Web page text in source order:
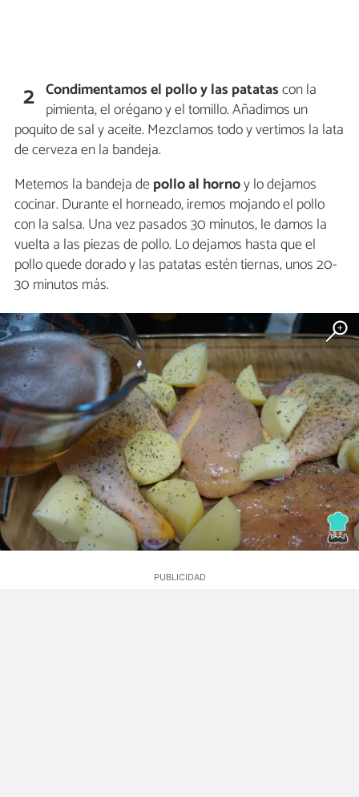
2 Condimentamos el pollo y las patatascon la
pimienta, el orégano y el tomillo. Añadimos un
poquito de sal y aceite. Mezclamos todo y vertimos la lata
de cerveza en la bandeja.
Metemos la bandeja depollo al hornoy lo dejamos
cocinar. Durante el horneado, iremos mojando el pollo
con la salsa. Una vez pasados 30 minutos, le damos la
vuelta a las piezas de pollo. Lo dejamos hasta que el
pollo quede dorado y las patatas estén tiernas, unos 20-
30 minutos más.